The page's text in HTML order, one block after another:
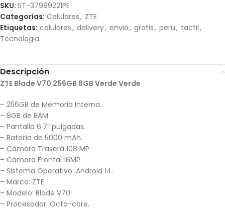
SKU: ST-37999221PE
Categorías: Celulares, ZTE
Etiquetas: celulares, delivery, envio, gratis, peru, tactil,
Tecnologia
Descripción
ZTE Blade V70 256GB 8GB Verde Verde
– 256GB de Memoria Interna.
– 8GB de RAM.
– Pantalla 6.7″ pulgadas.
– Batería de 5000 mAh.
– Cámara Trasera 108 MP.
– Cámara Frontal 16MP.
– Sistema Operativo: Android 14.
– Marca: ZTE.
– Modelo: Blade V70.
– Procesador: Octa-core.